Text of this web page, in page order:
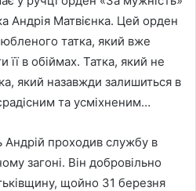
Андрія Матвієнка. Цей орден
татка, який вже
її в обіймах. Татка, який не
який назавжди залишиться в
та усміхненим…
Андрій проходив службу в
загоні. Він добровільно
щойно 31 березня